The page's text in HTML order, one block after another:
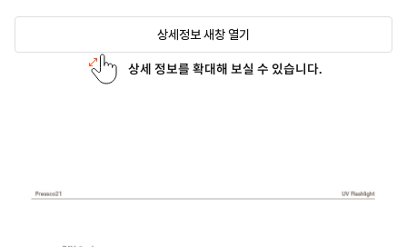
상세정보 새창 열기
상세 정보를 확대해 보실 수 있습니다.